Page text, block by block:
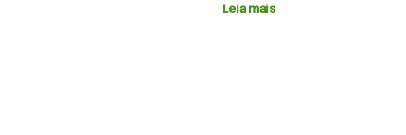
Leia mais